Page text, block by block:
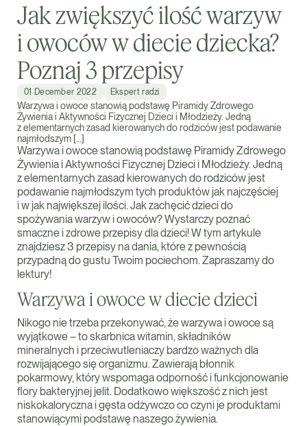
Jak zwiększyć ilość warzyw
i owoców w diecie dziecka?
Poznaj 3 przepisy
01 December 2022 Ekspert radzi
Warzywa i owoce stanowią podstawę Piramidy Zdrowego
Żywienia i Aktywności Fizycznej Dzieci i Młodzieży. Jedną
z elementarnych zasad kierowanych do rodziców jest podawanie
najmłodszym […]
Warzywa i owoce stanowią podstawę Piramidy Zdrowego
Żywienia i Aktywności Fizycznej Dzieci i Młodzieży. Jedną
z elementarnych zasad kierowanych do rodziców jest
podawanie najmłodszym tych produktów jak najczęściej
i w jak największej ilości. Jak zachęcić dzieci do
spożywania warzyw i owoców? Wystarczy poznać
smaczne i zdrowe przepisy dla dzieci! W tym artykule
znajdziesz 3 przepisy na dania, które z pewnością
przypadną do gustu Twoim pociechom. Zapraszamy do
lektury!
Warzywa i owoce w diecie dzieci
Nikogo nie trzeba przekonywać, że warzywa i owoce są
wyjątkowe – to skarbnica witamin, składników
mineralnych i przeciwutleniaczy bardzo ważnych dla
rozwijającego się organizmu. Zawierają błonnik
pokarmowy, który wspomaga odporność i funkcjonowanie
flory bakteryjnej jelit. Dodatkowo większość z nich jest
niskokaloryczna i gęsta odżywczo co czyni je produktami
stanowiącymi podstawę naszego żywienia.